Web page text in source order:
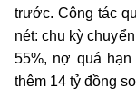
trước. Công tác
nét: chu kỳ
55%, nợ quá
thêm 14 tỷ đồng